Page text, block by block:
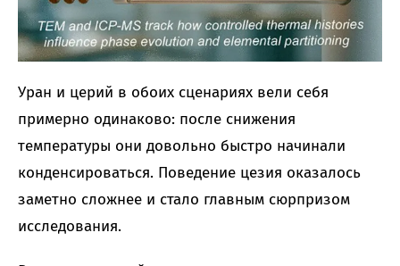
Уран и церий в обоих сценариях вели себя
примерно одинаково: после снижения
температуры они довольно быстро начинали
конденсироваться. Поведение цезия оказалось
заметно сложнее и стало главным сюрпризом
исследования.